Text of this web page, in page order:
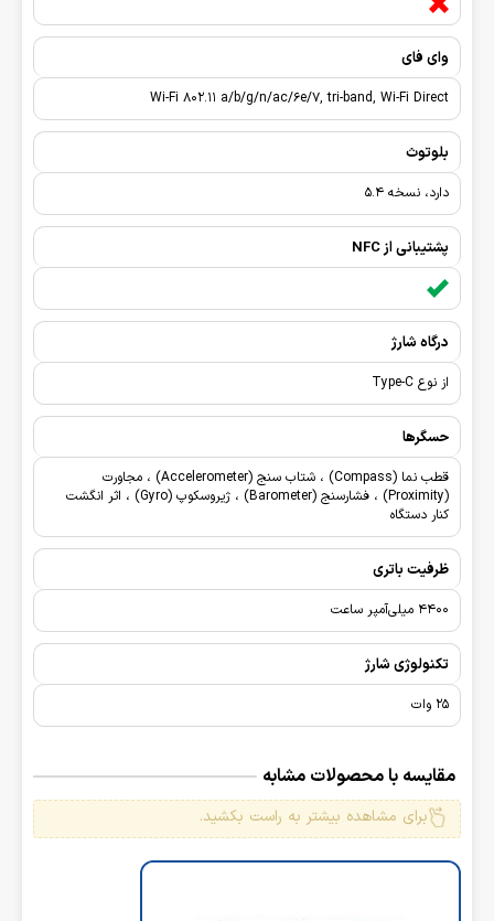
وای فای
Wi-Fi 802.11 a/b/g/n/ac/6e/7, tri-band, Wi-Fi Direct
بلوتوث
دارد، نسخه 5.4
پشتیبانی از NFC
درگاه شارژ
از نوع Type-C
حسگرها
قطب نما (Compass) ، شتاب سنج (Accelerometer) ، مجاورت
(Proximity) ، فشارسنج (Barometer) ، ژیروسکوپ (Gyro) ، اثر انگشت
کنار دستگاه
ظرفیت باتری
4400 میلی‌آمپر ساعت
تکنولوژی شارژ
25 وات
مقایسه با محصولات مشابه
برای مشاهده بیشتر به راست بکشید.